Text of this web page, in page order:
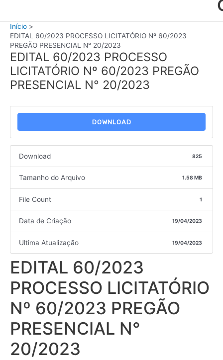
Início
EDITAL 60/2023 PROCESSO LICITATÓRIO Nº 60/2023
PREGÃO PRESENCIAL N° 20/2023
EDITAL 60/2023 PROCESSO
LICITATÓRIO Nº 60/2023 PREGÃO
PRESENCIAL N° 20/2023
DOWNLOAD
Download 825
Tamanho do Arquivo 1.58 MB
File Count 1
Data de Criação 19/04/2023
Ultima Atualização 19/04/2023
EDITAL 60/2023
PROCESSO LICITATÓRIO
Nº 60/2023 PREGÃO
PRESENCIAL N°
20/2023